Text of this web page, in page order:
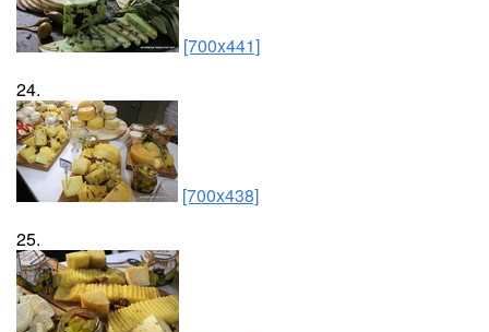
[700x441]
24.
[700x438]
25.